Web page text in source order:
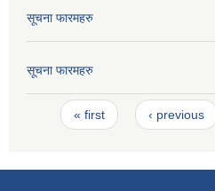
सूचना फारमहरु
सूचना फारमहरु
Pages
« first ‹ previous